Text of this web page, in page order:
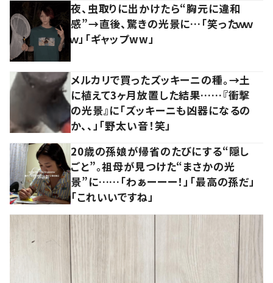
夜、虫取りに出かけたら“胸元に違和
感”→直後、驚きの光景に…「笑ったｗｗ
ｗ」「ギャップww」
メルカリで買ったズッキーニの種。→土
に植えて3ヶ月放置した結果……『衝撃
の光景』に「ズッキーニも凶器になるの
か、、」「野太い音！笑」
20歳の孫娘が帰省のたびにする“隠し
ごと”。祖母が見つけた“まさかの光
景”に……「わぁーーー！」「最高の孫だ」
「これいいですね」